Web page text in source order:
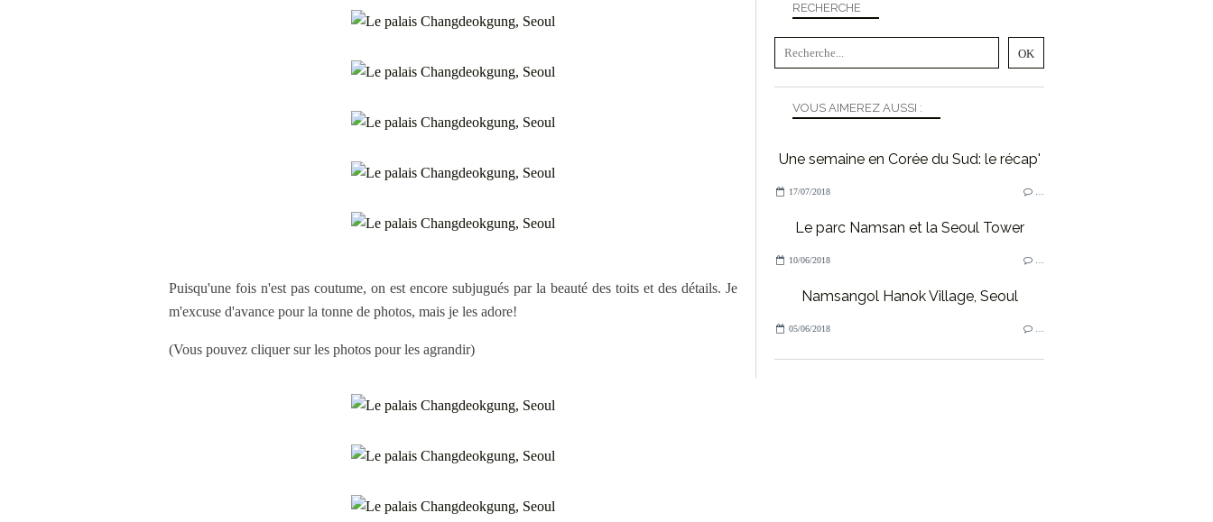
Puisqu'une fois n'est pas coutume, on est encore subjugués par la beauté des toits et des détails. Je
m'excuse d'avance pour la tonne de photos, mais je les adore!
(Vous pouvez cliquer sur les photos pour les agrandir)
RECHERCHE
VOUS AIMEREZ AUSSI :
Une semaine en Corée du Sud: le récap'
17/07/2018
Le parc Namsan et la Seoul Tower
10/06/2018
Namsangol Hanok Village, Seoul
05/06/2018